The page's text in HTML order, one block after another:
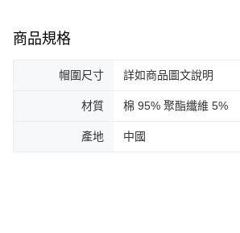
商品規格
帽圍尺寸 詳如商品圖文說明
材質 棉 95% 聚酯纖維 5%
產地 中國